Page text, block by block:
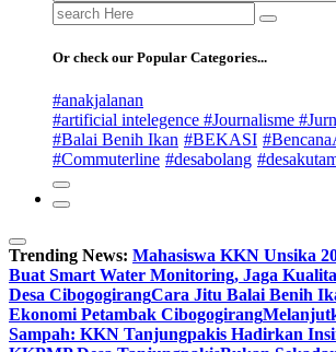
Search
for:
Or check our Popular Categories...
#anakjalanan
#artificial intelegence #Journalisme
#Balai Benih Ikan #BEKASI
#Commuterline #desabolang
Trending News: Mahasiswa KKN Unsika
Buat Smart Water Monitoring, Jaga
Desa CibogogirangCara Jitu Balai Benih
Ekonomi Petambak Cibogogirang
Sampah: KKN Tanjungpakis Hadirkan